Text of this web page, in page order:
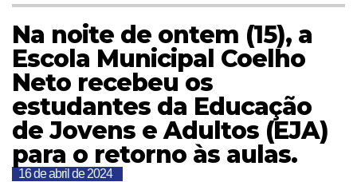
Na noite de ontem (15), a
Escola Municipal Coelho
Neto recebeu os
estudantes da Educação
de Jovens e Adultos (EJA)
para o retorno às aulas.
16 de abril de 2024